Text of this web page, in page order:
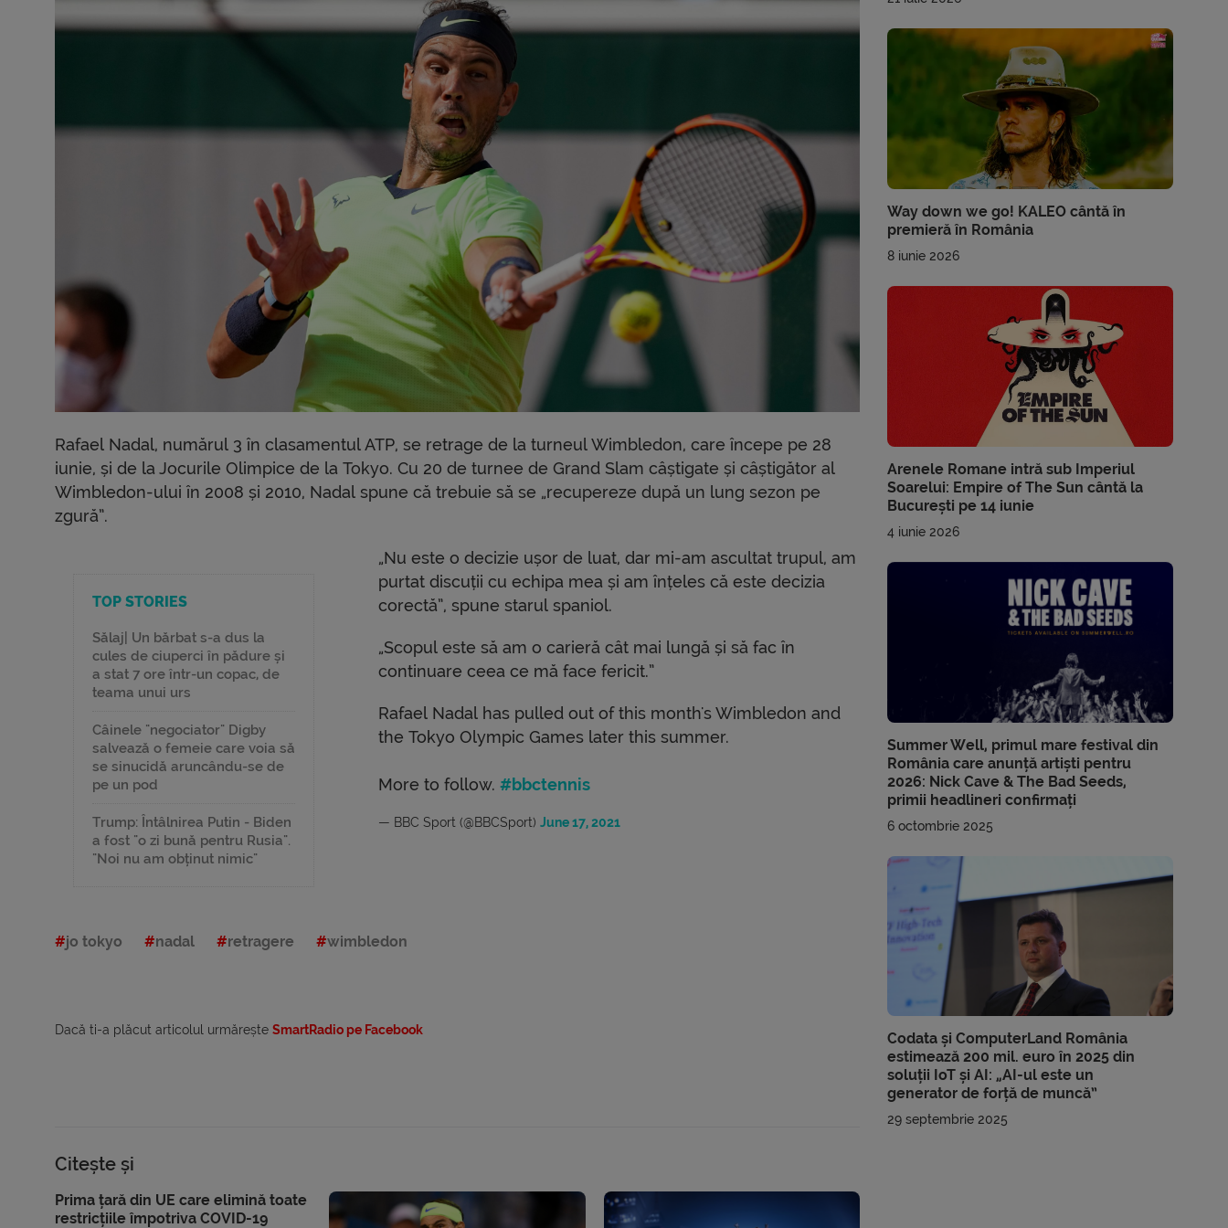
Rafael Nadal, numărul 3 în clasamentul ATP, se retrage de la turneul Wimbledon, care începe pe 28
iunie, și de la Jocurile Olimpice de la Tokyo. Cu 20 de turnee de Grand Slam câștigate și câștigător al
Wimbledon-ului în 2008 și 2010, Nadal spune că trebuie să se „recupereze după un lung sezon pe
zgură”.
TOP STORIES
Sălaj| Un bărbat s-a dus la
cules de ciuperci în pădure și
a stat 7 ore într-un copac, de
teama unui urs
Câinele "negociator" Digby
salvează o femeie care voia să
se sinucidă aruncându-se de
pe un pod
Trump: Întâlnirea Putin - Biden
a fost "o zi bună pentru Rusia".
"Noi nu am obținut nimic"
„Nu este o decizie ușor de luat, dar mi-am ascultat trupul, am
purtat discuții cu echipa mea și am înțeles că este decizia
corectă”, spune starul spaniol.
„Scopul este să am o carieră cât mai lungă și să fac în
continuare ceea ce mă face fericit.”
Rafael Nadal has pulled out of this month's Wimbledon and
the Tokyo Olympic Games later this summer.
More to follow.#bbctennis
— BBC Sport (@BBCSport)June 17, 2021
jo tokyo nadal retragere wimbledon
Dacă ti-a plăcut articolul urmărește SmartRadio pe Facebook
Citește și
Prima țară din UE care elimină toate
restricțiile împotriva COVID-19
Way down we go! KALEO cântă în
premieră în România
8 iunie 2026
Arenele Romane intră sub Imperiul
Soarelui: Empire of The Sun cântă la
București pe 14 iunie
4 iunie 2026
Summer Well, primul mare festival din
România care anunță artiști pentru
2026: Nick Cave & The Bad Seeds,
primii headlineri confirmați
6 octombrie 2025
Codata și ComputerLand România
estimează 200 mil. euro în 2025 din
soluții IoT și AI: „AI-ul este un
generator de forță de muncă”
29 septembrie 2025